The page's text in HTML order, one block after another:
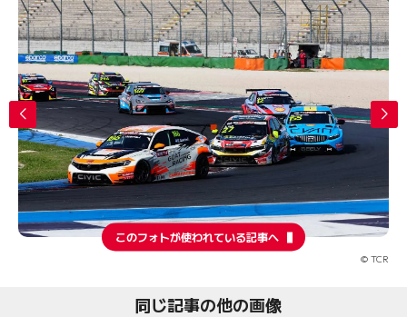
このフォトが使われている記事へ
© TCR
同じ記事の他の画像